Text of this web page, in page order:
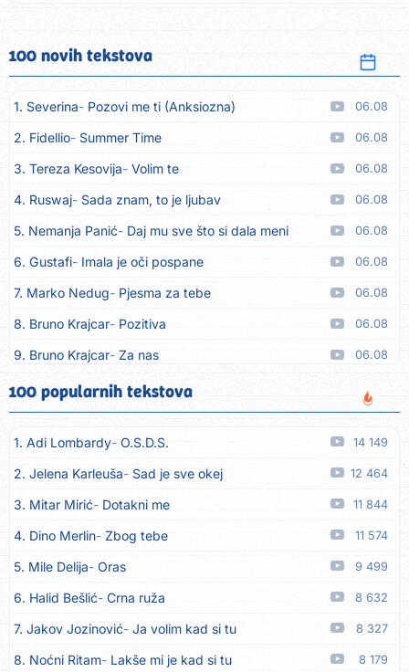
100 novih tekstova
1. Severina Pozovi me ti (Anksiozna) 06.08
2. Fidellio Summer Time 06.08
3. Tereza Kesovija Volim te 06.08
4. Ruswaj Sada znam, to je ljubav 06.08
5. Nemanja Panić Daj mu sve što si dala meni 06.08
6. Gustafi Imala je oči pospane 06.08
7. Marko Nedug Pjesma za tebe 06.08
8. Bruno Krajcar Pozitiva 06.08
9. Bruno Krajcar Za nas 06.08
10. Tereza Kesovija Da li ću moći
11. Lidija Bačić Neka se vino toči (Nazdravlje) 06.08
12. Karin Kuljanić Nisi zavridel 06.08
13. Tamara Brusić Nigdi ni lipo ko doma 06.08
14. Tamara Brusić Biž´mo ća 06.08
15. Rusko Richie Bila si, bila 06.08
16. Rusko Richie Ti i ja 06.08
17. Azra Husarkić Ako treba 06.08
18. Azra Husarkić Ljubavnice 06.08
19. Azra Husarkić Zakon jačeg 06.08
100 popularnih tekstova
1. Adi Lombardy O.S.D.S. 14 149
2. Jelena Karleuša Sad je sve okej 12 464
3. Mitar Mirić Dotakni me 11 844
4. Dino Merlin Zbog tebe 11 574
5. Mile Delija Oras 9 499
6. Halid Bešlić Crna ruža 8 632
7. Jakov Jozinović Ja volim kad si tu 8 327
8. Noćni Ritam Lakše mi je kad si tu 8 179